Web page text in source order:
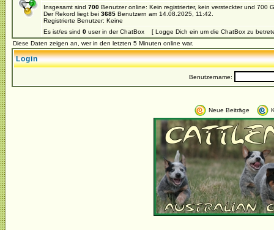
Insgesamt sind 700 Benutzer online: Kein registrierter, kein versteckter und 700
Der Rekord liegt bei 3685 Benutzern am 14.08.2025, 11:42.
Registrierte Benutzer: Keine
Es ist/es sind 0 user in der ChatBox [ Logge Dich ein um die ChatBox zu
Diese Daten zeigen an, wer in den letzten 5 Minuten online war.
Login
Benutzername:
Neue Beiträge